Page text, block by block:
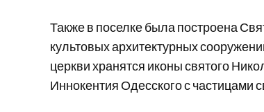
Также в поселке была построена
культовых архитектурных
церкви хранятся иконы святого
Иннокентия Одесского с частицами